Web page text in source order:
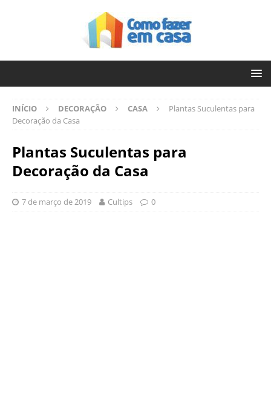
INÍCIO DECORAÇÃO CASA
Plantas Suculentas para
Decoração da Casa
Plantas Suculentas para
Decoração da Casa
7 de março de 2019 Cultips 0